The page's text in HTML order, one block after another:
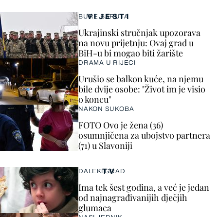
VIJESTI
BURE BARUTA
Ukrajinski stručnjak upozorava
na novu prijetnju: Ovaj grad u
BiH-u bi mogao biti žarište
DRAMA U RIJECI
Urušio se balkon kuće, na njemu
bile dvije osobe: "Život im je visio
o koncu"
NAKON SUKOBA
FOTO Ovo je žena (36)
osumnjičena za ubojstvo partnera
(71) u Slavoniji
TV
DALEKI GRAD
Ima tek šest godina, a već je jedan
od najnagrađivanijih dječjih
glumaca